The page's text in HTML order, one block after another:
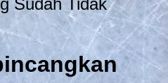
Sudah Tidak